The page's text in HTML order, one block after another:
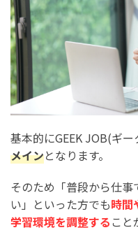
基本的にGEEK JOB(ギ
メインとなります。
そのため「普段から仕
い」といった方でも時間
学習環境を調整する こと